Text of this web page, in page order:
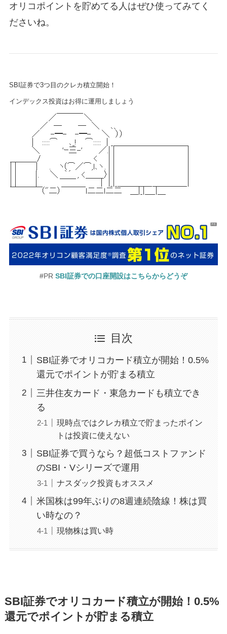
オリコポイントを貯めてる人はぜひ使ってみてく
ださいね。
SBI証券で3つ目のクレカ積立開始！
インデックス投資はお得に運用しましょう
#PR SBI証券での口座開設はこちらからどうぞ
目次
SBI証券でオリコカード積立が開始！0.5%
還元でポイントが貯まる積立
三井住友カード・東急カードも積立でき
る
現時点ではクレカ積立で貯まったポイン
トは投資に使えない
SBI証券で買うなら？超低コストファンド
のSBI・Vシリーズで運用
ナスダック投資もオススメ
米国株は99年ぶりの8週連続陰線！株は買
い時なの？
現物株は買い時
SBI証券でオリコカード積立が開始！0.5%
還元でポイントが貯まる積立